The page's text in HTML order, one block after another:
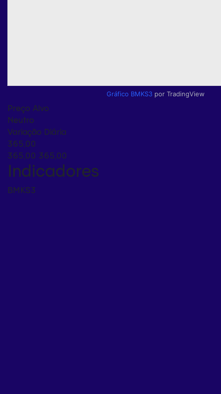
Gráfico BMKS3 por TradingView
Preço Alvo
Neutro
Variação Diária
365,00
365,00 365,00
Indicadores
BMKS3